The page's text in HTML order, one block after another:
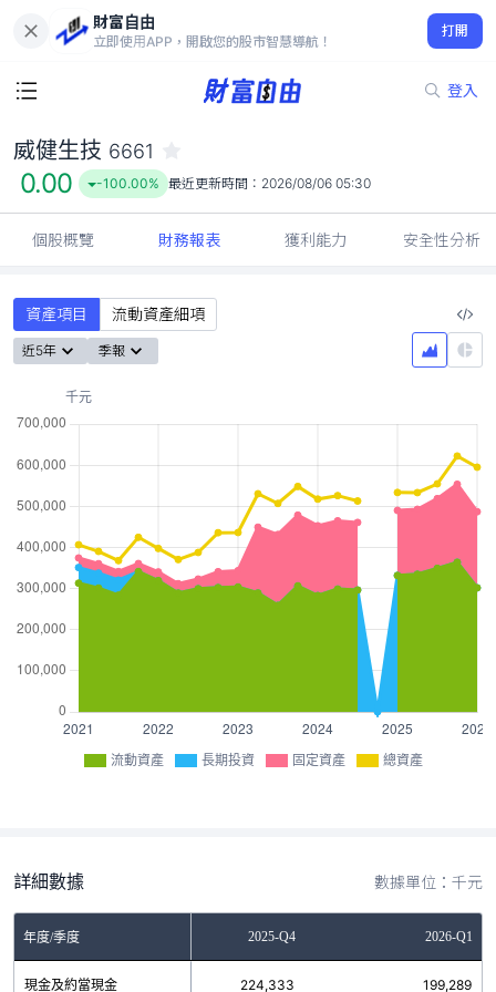
財富自由
立即使用APP，開啟您的股市智慧導航！
打開
登入
0.00
-100.00%
威健生技 6661
0.00 -100.00% 最近更新時間： 2026/08/06 05:30
個股概覽 財務報表 獲利能力 安全性分析
資產項目 流動資產細項
近5年 季報
流動資產 長期投資 固定資產 總資產
詳細數據 數據單位：千元
年度/季度2025-Q3 2025-Q4 2026-Q1
現金及約當現金
190,713 224,333 199,289